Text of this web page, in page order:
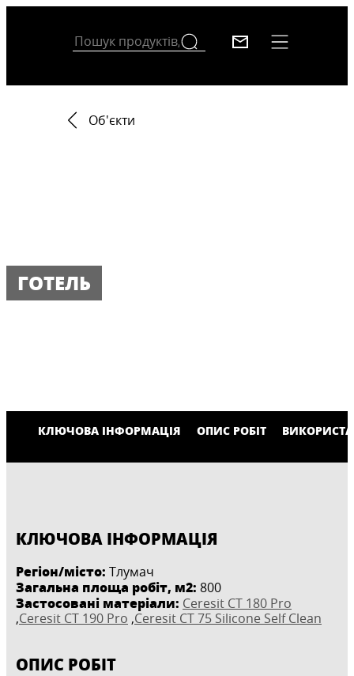
Об'єкти
ГОТЕЛЬ
КЛЮЧОВА ІНФОРМАЦІЯ ОПИС РОБІТ
КЛЮЧОВА ІНФОРМАЦІЯ
Регіон/місто: Тлумач
Загальна площа робіт, м2: 800
Застосовані матеріали: Ceresit CT 180 Pro
,Ceresit CT 190 Pro ,Ceresit CT 75 Silicone Self Clean
ОПИС РОБІТ